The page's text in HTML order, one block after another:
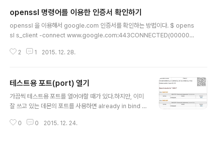
openssl 명령어를 이용한 인증서 확인하기
openssl 을 이용해서 google.com 인증서를 확인하는 방법이다. $ opens
sl s_client -connect www.google.com:443CONNECTED(000000
fy error:num=20:unable to get local issuer certificateverify retur
N=Google Internet Authority G2 1 s:/C=US/O=Google Inc..
2 1 2015. 12. 28.
테스트용 포트(port) 열기
가끔씩 테스트용 포트를 열어야할 때가 있다.하지만, 이미
잘 쓰고 있는 데몬의 포트를 사용하면 already in bind p
것이 좋다. 특정 포트를 계속 쓰고 있다고 판단되면, admi
0 0 2015. 12. 24.